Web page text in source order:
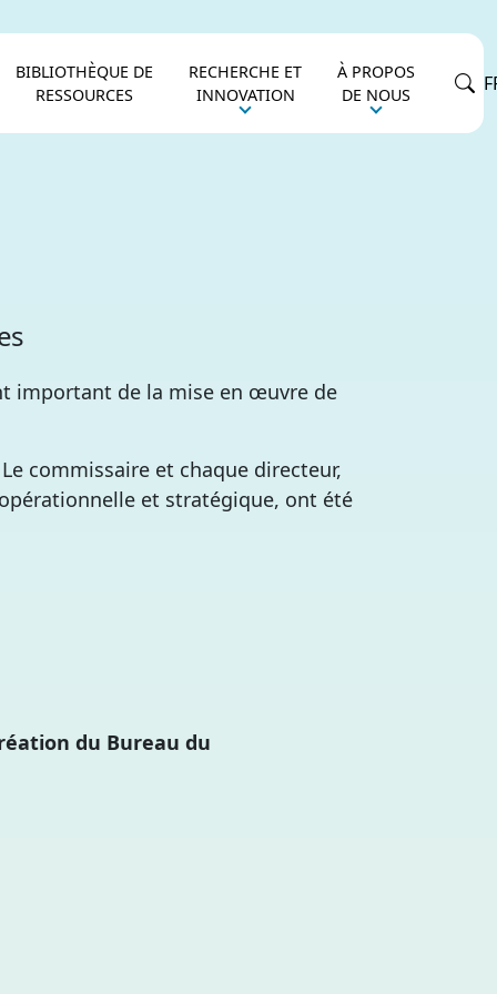
BIBLIOTHÈQUE DE
RESSOURCES
RECHERCHE ET
INNOVATION
À PROPOS
DE NOUS
important de la mise en œuvre de
commissaire et chaque directeur,
et stratégique, ont été
du Bureau du